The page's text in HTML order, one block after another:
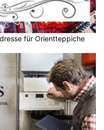
für Orientteppiche